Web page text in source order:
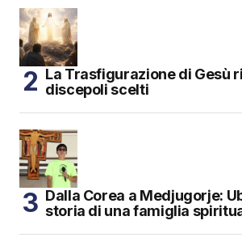
La Trasfigurazione di Gesù
discepoli scelti
Dalla Corea a Medjugorje:
storia di una famiglia